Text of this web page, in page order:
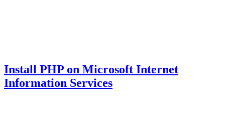
Install PHP on Microsoft Internet
Information Services